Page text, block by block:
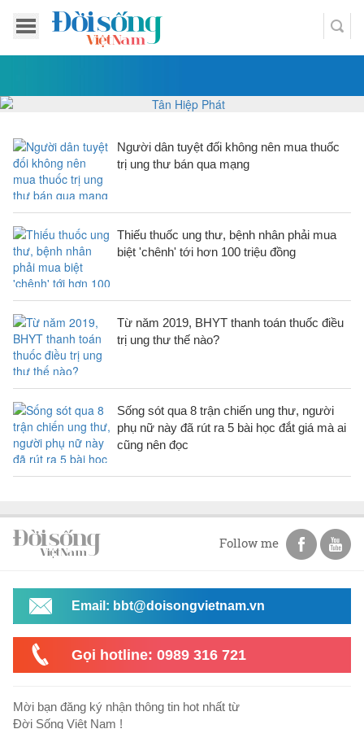
Người dân tuyệt đối không nên mua thuốc
trị ung thư bán qua mạng
Thiếu thuốc ung thư, bệnh nhân phải mua
biệt 'chênh' tới hơn 100 triệu đồng
Từ năm 2019, BHYT thanh toán thuốc điều
trị ung thư thế nào?
Sống sót qua 8 trận chiến ung thư, người
phụ nữ này đã rút ra 5 bài học đắt giá mà ai
cũng nên đọc
Follow me
Email: bbt@doisongvietnam.vn
Gọi hotline: 0989 316 721
Mời bạn đăng ký nhận thông tin hot nhất từ
Đời Sống Việt Nam !